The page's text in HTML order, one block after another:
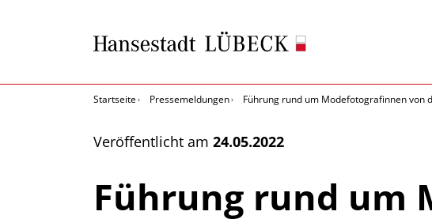
Startseite Pressemeldungen Führung rund um Modefotografinnen von
Veröffentlicht am 24.05.2022
Führung rund um